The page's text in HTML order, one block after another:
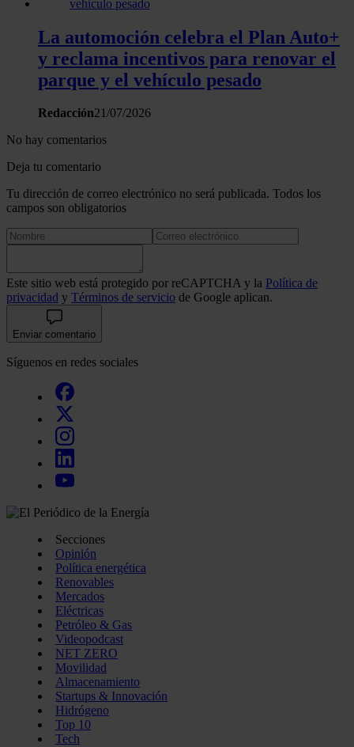
La automoción celebra el Plan Auto+
y reclama incentivos para renovar el
parque y el vehículo pesado
Redacción21/07/2026
No hay comentarios
Deja tu comentario
Tu dirección de correo electrónico no será publicada. Todos los
campos son obligatorios
Este sitio web está protegido por reCAPTCHA y la Política de
privacidad y Términos de servicio de Google aplican.
Enviar comentario
Síguenos en redes sociales
Secciones
Opinión
Política energética
Renovables
Mercados
Eléctricas
Petróleo & Gas
Videopodcast
NET ZERO
Movilidad
Almacenamiento
Startups & Innovación
Hidrógeno
Top 10
Tech